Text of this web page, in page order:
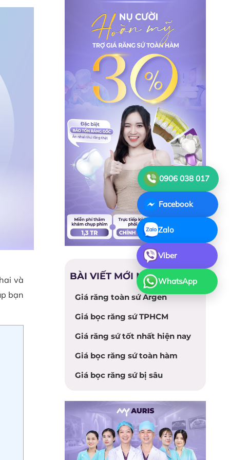
và
bạn
BÀI VIẾT MỚI NHẤT
Giá răng toàn sứ Argen
Giá bọc răng sứ TPHCM
Giá răng sứ tốt nhất hiện nay
Giá bọc răng sứ toàn hàm
Giá bọc răng sứ bị sâu
0906 038 017
Facebook
Zalo
Viber
WhatsApp